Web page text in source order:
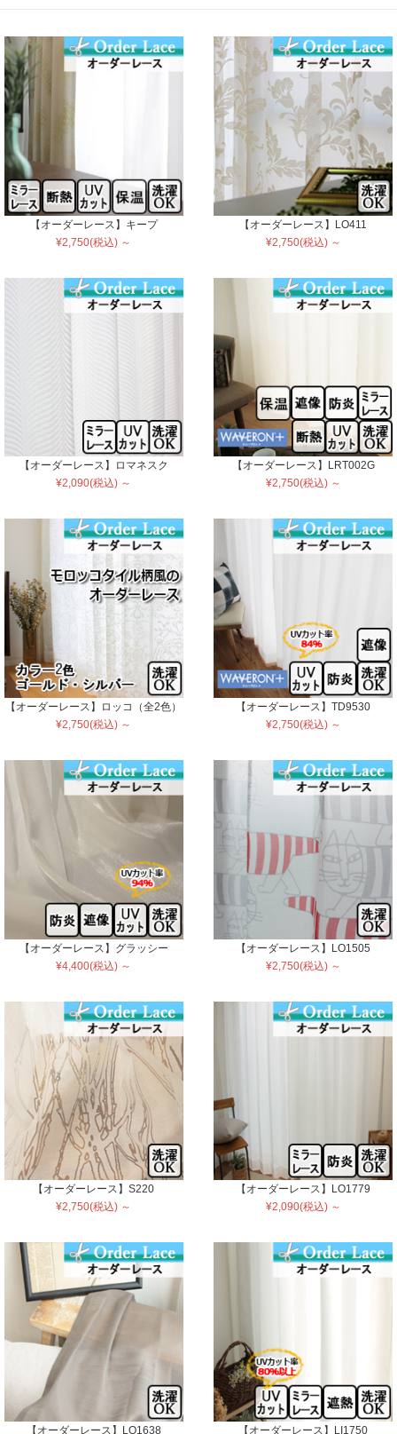
【オーダーレース】キープ
¥2,750(税込) ～
【オーダーレース】LO411
¥2,750(税込) ～
【オーダーレース】ロマネスク
¥2,090(税込) ～
【オーダーレース】LRT002G
¥2,750(税込) ～
【オーダーレース】ロッコ（全2色）
¥2,750(税込) ～
【オーダーレース】TD9530
¥2,750(税込) ～
【オーダーレース】グラッシー
¥4,400(税込) ～
【オーダーレース】LO1505
¥2,750(税込) ～
【オーダーレース】S220
¥2,750(税込) ～
【オーダーレース】LO1779
¥2,090(税込) ～
【オーダーレース】LO1638 【オーダーレース】LI1750